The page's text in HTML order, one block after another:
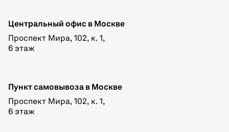
Центральный офис в Москве
Проспект Мира, 102, к. 1,
6 этаж
Пункт самовывоза в Москве
Проспект Мира, 102, к. 1,
6 этаж